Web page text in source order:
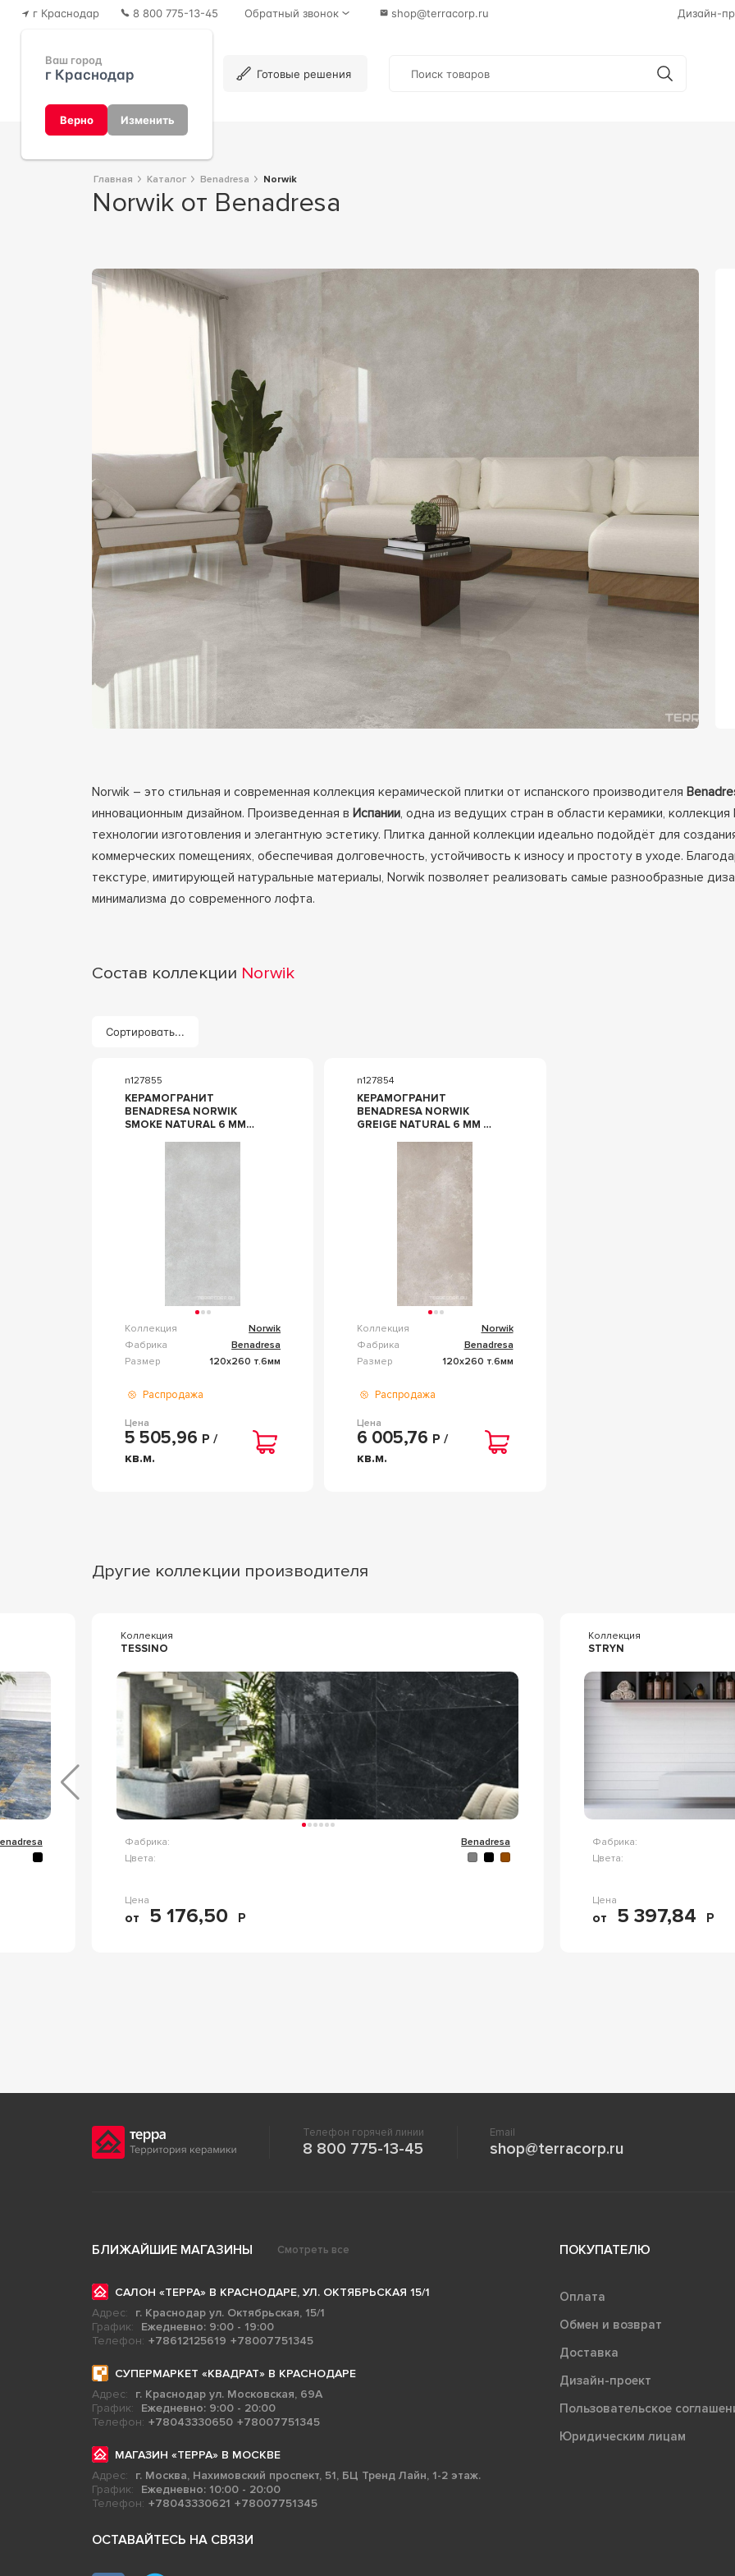
г Краснодар
Ваш город
г Краснодар
Верно Изменить
8 800 775-13-45 Обратный звонок shop@terracorp.ru Дизайн-
Готовые решения
Главная Каталог Benadresa Norwik
Norwik от Benadresa
Norwik – это стильная и современная коллекция керамической плитки от испанского производителя
инновационным дизайном. Произведенная в Испании, одна из ведущих стран в области керамики,
технологии изготовления и элегантную эстетику. Плитка данной коллекции идеально подойдёт для
коммерческих помещениях, обеспечивая долговечность, устойчивость к износу и простоту в уходе.
текстуре, имитирующей натуральные материалы, Norwik позволяет реализовать самые разнообразные
минимализма до современного лофта.
Состав коллекции Norwik
Сортировать...
n127855
КЕРАМОГРАНИТ
BENADRESA NORWIK
SMOKE NATURAL 6 ММ
Коллекция
Norwik
Фабрика
Benadresa
Размер
120x260 т.6мм
Распродажа
Цена
5 505,96 Р /
кв.м.
n127854
КЕРАМОГРАНИТ
BENADRESA NORWIK
GREIGE NATURAL 6 ММ KL
Коллекция
Norwik
Фабрика
Benadresa
Размер
120x260 т.6мм
Распродажа
Цена
6 005,76 Р /
кв.м.
Другие коллекции производителя
Коллекция
TESSINO
Фабрика:
Benadresa
Цвета:
Цена
от 5 176,50 Р
Коллекция
STRYN
Фабрика:
Цвета:
Цена
от 5 397,84 Р
Телефон горячей линии
8 800 775-13-45
Email
shop@terracorp.ru
БЛИЖАЙШИЕ МАГАЗИНЫ Смотреть все
САЛОН «ТЕРРА» В КРАСНОДАРЕ, УЛ. ОКТЯБРЬСКАЯ 15/1
Адрес:
г. Краснодар ул. Октябрьская, 15/1
График:
Ежедневно: 9:00 - 19:00
Телефон: +78612125619 +78007751345
СУПЕРМАРКЕТ «КВАДРАТ» В КРАСНОДАРЕ
Адрес:
г. Краснодар ул. Московская, 69А
График:
Ежедневно: 9:00 - 20:00
Телефон: +78043330650 +78007751345
МАГАЗИН «ТЕРРА» В МОСКВЕ
Адрес:
г. Москва, Нахимовский проспект, 51, БЦ Тренд Лайн, 1-2 этаж.
График:
Ежедневно: 10:00 - 20:00
Телефон: +78043330621 +78007751345
ОСТАВАЙТЕСЬ НА СВЯЗИ
ПОКУПАТЕЛЮ
Оплата
Обмен и возврат
Доставка
Дизайн-проект
Пользовательское
Юридическим лицам